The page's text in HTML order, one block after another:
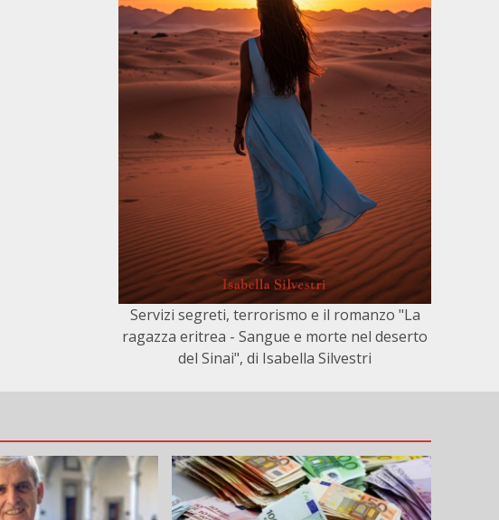
Servizi segreti, terrorismo e il romanzo "La
ragazza eritrea - Sangue e morte nel deserto
del Sinai", di Isabella Silvestri